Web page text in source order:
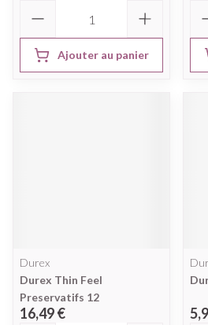
Ajouter au panier
Durex
Durex Thin Feel
Preservatifs 12
16,49 €